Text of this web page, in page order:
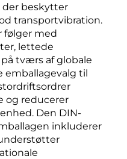
beskytter
transportvibration.
følger med
lettede
tværs af globale
emballagevalg til
og reducerer
Den DIN-
inkluderer